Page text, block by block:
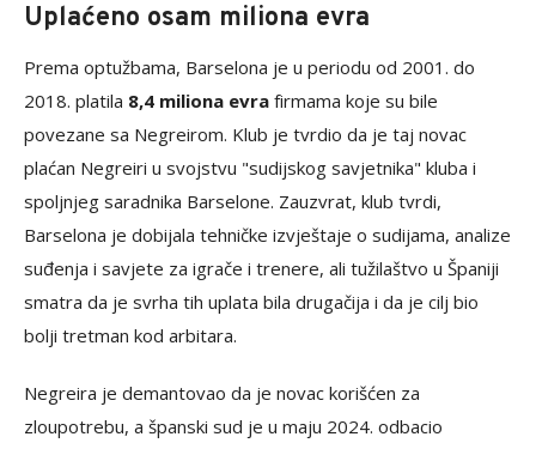
Uplaćeno osam miliona evra
Prema optužbama, Barselona je u periodu od 2001. do
2018. platila 8,4 miliona evra firmama koje su bile
povezane sa Negreirom. Klub je tvrdio da je taj novac
plaćan Negreiri u svojstvu "sudijskog savjetnika" kluba i
spoljnjeg saradnika Barselone. Zauzvrat, klub tvrdi,
Barselona je dobijala tehničke izvještaje o sudijama, analize
suđenja i savjete za igrače i trenere, ali tužilaštvo u Španiji
smatra da je svrha tih uplata bila drugačija i da je cilj bio
bolji tretman kod arbitara.
Negreira je demantovao da je novac korišćen za
zloupotrebu, a španski sud je u maju 2024. odbacio